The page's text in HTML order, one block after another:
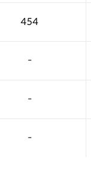
454
-
-
-